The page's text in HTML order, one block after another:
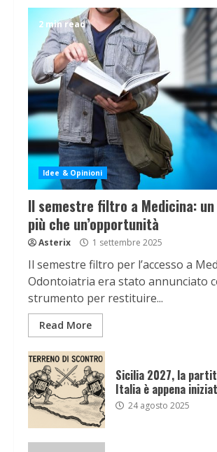
2 min read
Idee & Opinioni
Il semestre filtro a Medicina:
più che un’opportunità
Asterix 1 settembre 2025
Il semestre filtro per l’accesso a
Odontoiatria era stato annunciato
strumento per restituire...
Read More
Sicilia 2027, la
Italia è appena
24 agosto 2025